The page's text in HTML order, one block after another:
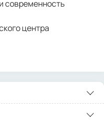
современность
центра